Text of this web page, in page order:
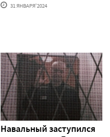
31 ЯНВАРЯ'2024
Навальный заступился